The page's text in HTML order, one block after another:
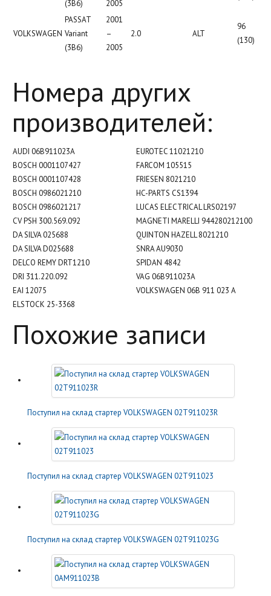
(3B6)
2005
VOLKSWAGEN
PASSAT
Variant
(3B6)
2001
–
2005
2.0 ALT
96
(130)
Номера других
производителей:
AUDI 06B911023A
BOSCH 0001107427
BOSCH 0001107428
BOSCH 0986021210
BOSCH 0986021217
CV PSH 300.569.092
DA SILVA 025688
DA SILVA D025688
DELCO REMY DRT1210
DRI 311.220.092
EAI 12075
ELSTOCK 25-3368
EUROTEC 11021210
FARCOM 105515
FRIESEN 8021210
HC-PARTS CS1394
LUCAS ELECTRICAL LRS02197
MAGNETI MARELLI 944280212100
QUINTON HAZELL 8021210
SNRA AU9030
SPIDAN 4842
VAG 06B911023A
VOLKSWAGEN 06B 911 023 A
Похожие записи
Поступил на склад стартер VOLKSWAGEN 02T911023R
Поступил на склад стартер VOLKSWAGEN 02T911023
Поступил на склад стартер VOLKSWAGEN 02T911023G